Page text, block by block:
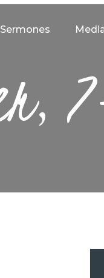
Sermones